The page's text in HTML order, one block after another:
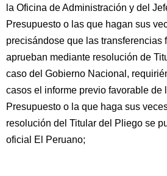
la Oficina de Administración y del
Presupuesto o las que hagan sus
precisándose que las transferencias
aprueban mediante resolución de
caso del Gobierno Nacional,
casos el informe previo favorable de
Presupuesto o la que haga sus
resolución del Titular del Pliego se
oficial El Peruano;